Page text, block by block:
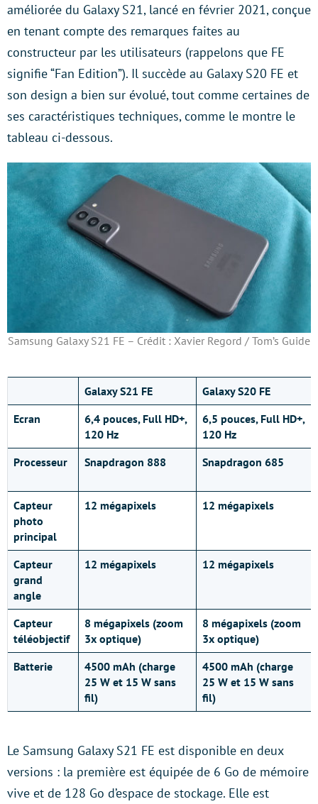
améliorée du Galaxy S21, lancé en février 2021, conçue
en tenant compte des remarques faites au
constructeur par les utilisateurs (rappelons que FE
signifie “Fan Edition”). Il succède au Galaxy S20 FE et
son design a bien sur évolué, tout comme certaines de
ses caractéristiques techniques, comme le montre le
tableau ci-dessous.
Samsung Galaxy S21 FE – Crédit : Xavier Regord / Tom’s Guide
Galaxy S21 FE
Galaxy S20 FE
Ecran
6,4 pouces, Full HD+,
120 Hz
6,5 pouces, Full HD+,
120 Hz
Processeur
Snapdragon 888 Snapdragon 685
Capteur
photo
principal
12 mégapixels 12 mégapixels
Capteur
grand
angle
12 mégapixels 12 mégapixels
Capteur
téléobjectif
8 mégapixels (zoom
3x optique)
8 mégapixels (zoom
3x optique)
Batterie
4500 mAh (charge
25 W et 15 W sans
fil)
4500 mAh (charge
25 W et 15 W sans
fil)
Le Samsung Galaxy S21 FE est disponible en deux
versions : la première est équipée de 6 Go de mémoire
vive et de 128 Go d’espace de stockage. Elle est